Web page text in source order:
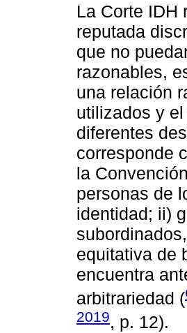
La Corte IDH
reputada
que no
razonables,
una relación
utilizados y
diferentes
corresponde
la
personas de
identidad; ii)
equitativa de
encuentra
arbitrariedad (
2019, p. 12).